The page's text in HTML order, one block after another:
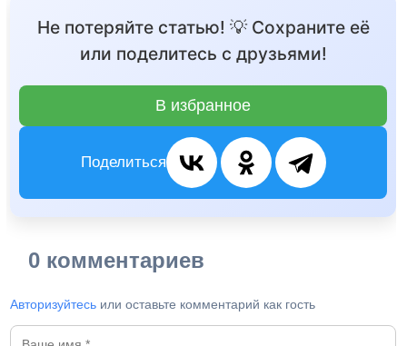
Не потеряйте статью! 💡 Сохраните её
или поделитесь с друзьями!
В избранное
Поделиться
0 комментариев
Авторизуйтесь или оставьте комментарий как гость